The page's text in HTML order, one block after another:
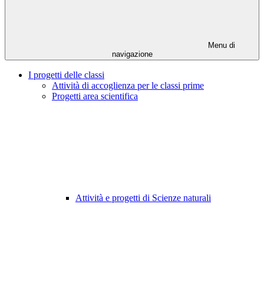
Menu di
navigazione
I progetti delle classi
Attività di accoglienza per le classi prime
Progetti area scientifica
Attività e progetti di Scienze naturali